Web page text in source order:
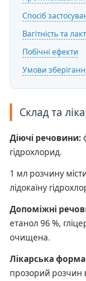
Спосіб
Вагітність та
Побічні ефекти
Умови
Склад та
Діючі речовини:
гідрохлорид.
1 мл розчину
лідокаїну
Допоміжні
етанол 96 %,
очищена.
Лікарська
прозорий розчин